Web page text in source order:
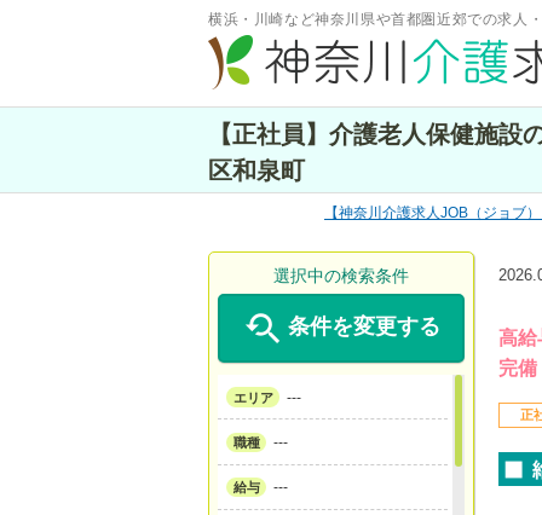
横浜・川崎など神奈川県や首都圏近郊での求人
【正社員】介護老人保健
区和泉町
神奈川介護求人JOB（ジョブ）
高
完
正
選択中の検索条件
 条件を変更する
エリア ---
職種 ---
給与 ---